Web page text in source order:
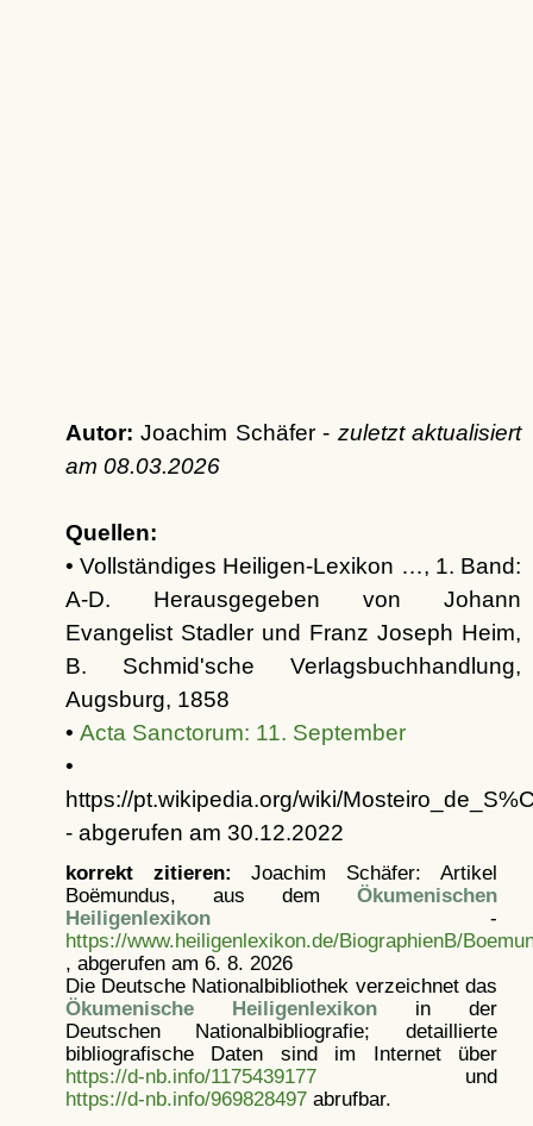
Autor: Joachim Schäfer - zuletzt aktualisiert
am 08.03.2026
Quellen:
• Vollständiges Heiligen-Lexikon …, 1. Band:
A-D. Herausgegeben von Johann
Evangelist Stadler und Franz Joseph Heim,
B. Schmid'sche Verlagsbuchhandlung,
Augsburg, 1858
• Acta Sanctorum: 11. September
•
https://pt.wikipedia.org/wiki/
- abgerufen am 30.12.2022
korrekt zitieren: Joachim Schäfer: Artikel
Boëmundus, aus dem Ökumenischen
Heiligenlexikon-
https://www.heiligenlexikon.de/BiographienB/
, abgerufen am 6. 8. 2026
Die Deutsche Nationalbibliothek verzeichnet das
Ökumenische Heiligenlexikonin der
Deutschen Nationalbibliografie; detaillierte
bibliografische Daten sind im Internet über
https://d-nb.info/1175439177und
https://d-nb.info/969828497abrufbar.